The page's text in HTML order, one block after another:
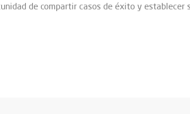
de compartir casos de éxito y